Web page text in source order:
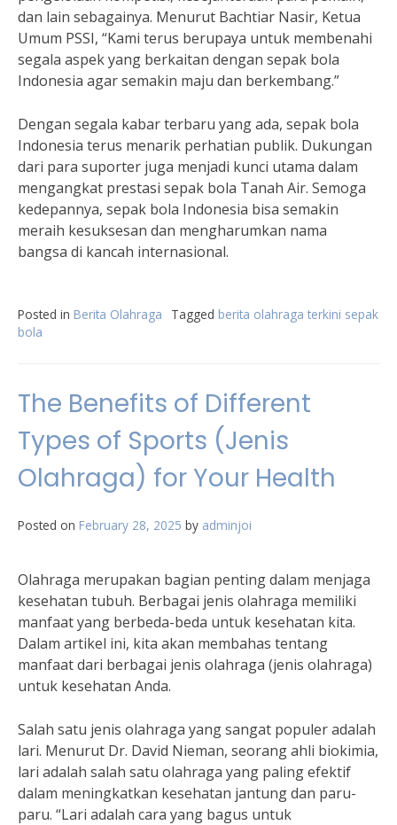
dan lain sebagainya. Menurut Bachtiar Nasir, Ketua
Umum PSSI, “Kami terus berupaya untuk membenahi
segala aspek yang berkaitan dengan sepak bola
Indonesia agar semakin maju dan berkembang.”
Dengan segala kabar terbaru yang ada, sepak bola
Indonesia terus menarik perhatian publik. Dukungan
dari para suporter juga menjadi kunci utama dalam
mengangkat prestasi sepak bola Tanah Air. Semoga
kedepannya, sepak bola Indonesia bisa semakin
meraih kesuksesan dan mengharumkan nama
bangsa di kancah internasional.
Posted in Berita Olahraga Tagged berita olahraga terkini sepak
bola
The Benefits of Different
Types of Sports (Jenis
Olahraga) for Your Health
Posted on February 28, 2025 by adminjoi
Olahraga merupakan bagian penting dalam menjaga
kesehatan tubuh. Berbagai jenis olahraga memiliki
manfaat yang berbeda-beda untuk kesehatan kita.
Dalam artikel ini, kita akan membahas tentang
manfaat dari berbagai jenis olahraga (jenis olahraga)
untuk kesehatan Anda.
Salah satu jenis olahraga yang sangat populer adalah
lari. Menurut Dr. David Nieman, seorang ahli biokimia,
lari adalah salah satu olahraga yang paling efektif
dalam meningkatkan kesehatan jantung dan paru-
paru. “Lari adalah cara yang bagus untuk